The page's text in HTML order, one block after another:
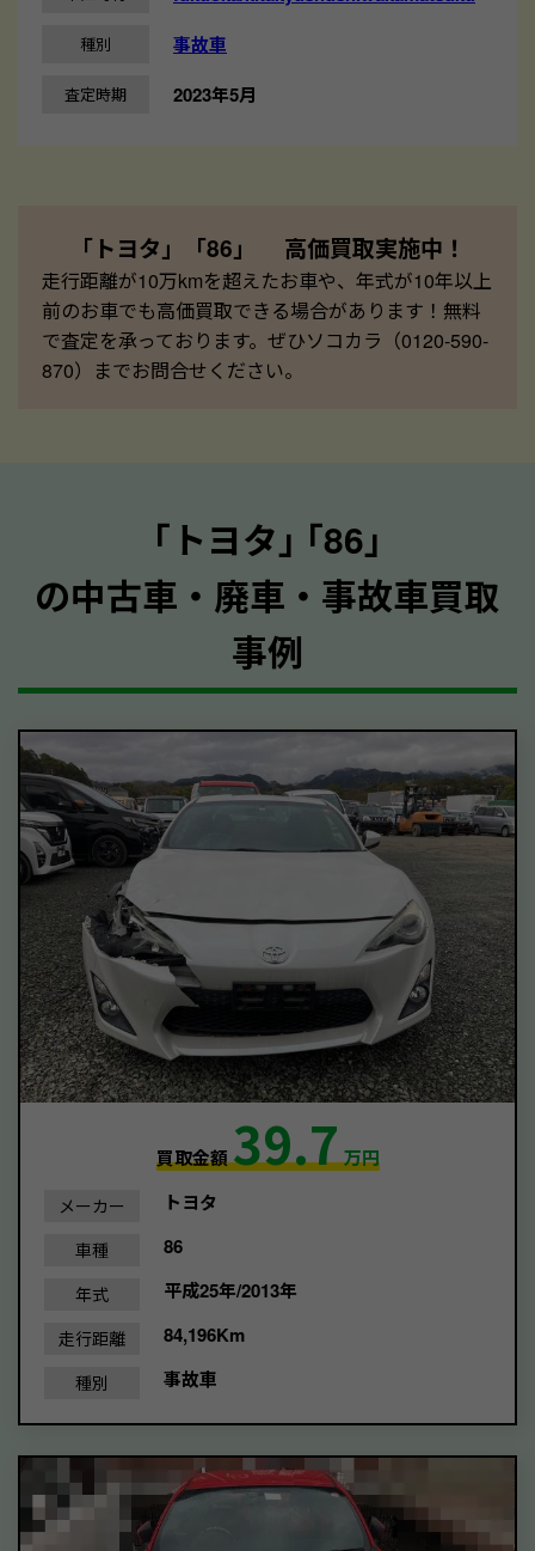
種別 事故車
査定時期 2023年5月
「トヨタ」「86」 高価買取実施中！
走行距離が10万kmを超えたお車や、年式が10年以上
前のお車でも高価買取できる場合があります！無料
で査定を承っております。ぜひソコカラ（0120-590-
870）までお問合せください。
｢トヨタ｣ ｢86｣
の中古車・廃車・事故車買取
事例
買取金額39.7万円
メーカー トヨタ
車種 86
年式 平成25年/2013年
走行距離 84,196Km
種別 事故車